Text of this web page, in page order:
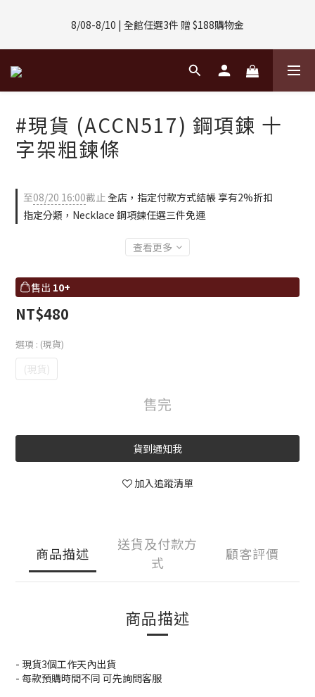
(數量有限售完不補)
8/08-8/10 | 全館任選3件 贈 $188購物金
8/01-8/31 | 任選2件CUBOX正價商品 贈【威靈頓 / 波士頓墨鏡】
#現貨 (ACCN517) 鋼項鍊 十
字架粗鍊條
至08/20 16:00截止全店，指定付款方式結帳 享有2%折扣
指定分類，Necklace 鋼項鍊任選三件免運
查看更多
售出 10+
NT$480
選項 : (現貨)
(現貨)
售完
貨到通知我
加入追蹤清單
商品描述
送貨及付款方
式
顧客評價
商品描述
- 現貨3個工作天內出貨
- 每款預購時間不同 可先詢問客服